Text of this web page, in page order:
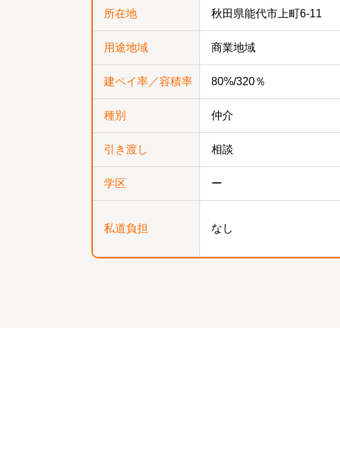
所在地 秋田県能代市上町6-11
用途地域 商業地域
建ペイ率／容積率 80%/320％
種別 仲介
引き渡し 相談
学区 ー
私道負担 なし